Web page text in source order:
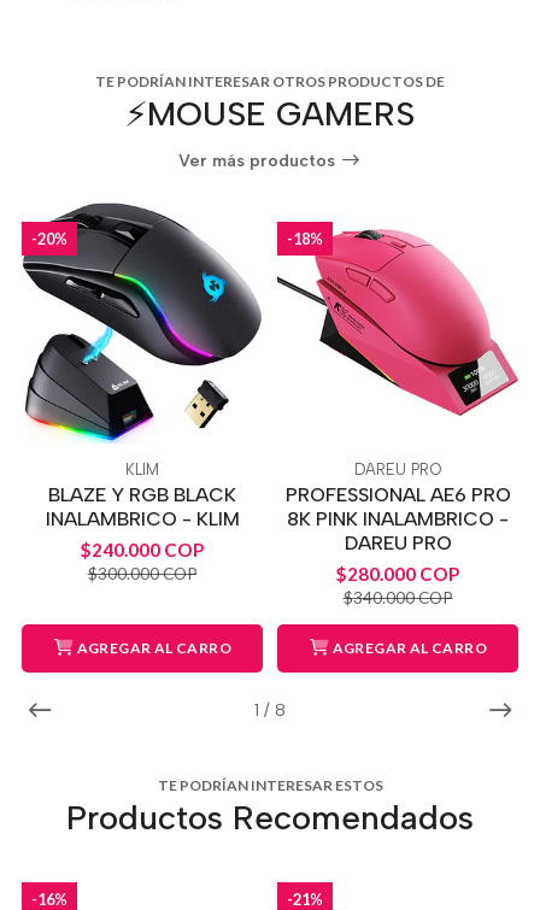
TE PODRÍAN INTERESAR OTROS PRODUCTOS DE
⚡️MOUSE GAMERS
Ver más productos
1 / 8
-20%
KLIM
BLAZE Y RGB BLACK
INALAMBRICO - KLIM
$240.000 COP
$300.000 COP
AGREGAR AL CARRO
-18%
DAREU PRO
PROFESSIONAL AE6 PRO
8K PINK INALAMBRICO -
DAREU PRO
$280.000 COP
$340.000 COP
AGREGAR AL CARRO
TE PODRÍAN INTERESAR ESTOS
Productos Recomendados
-16% -21%